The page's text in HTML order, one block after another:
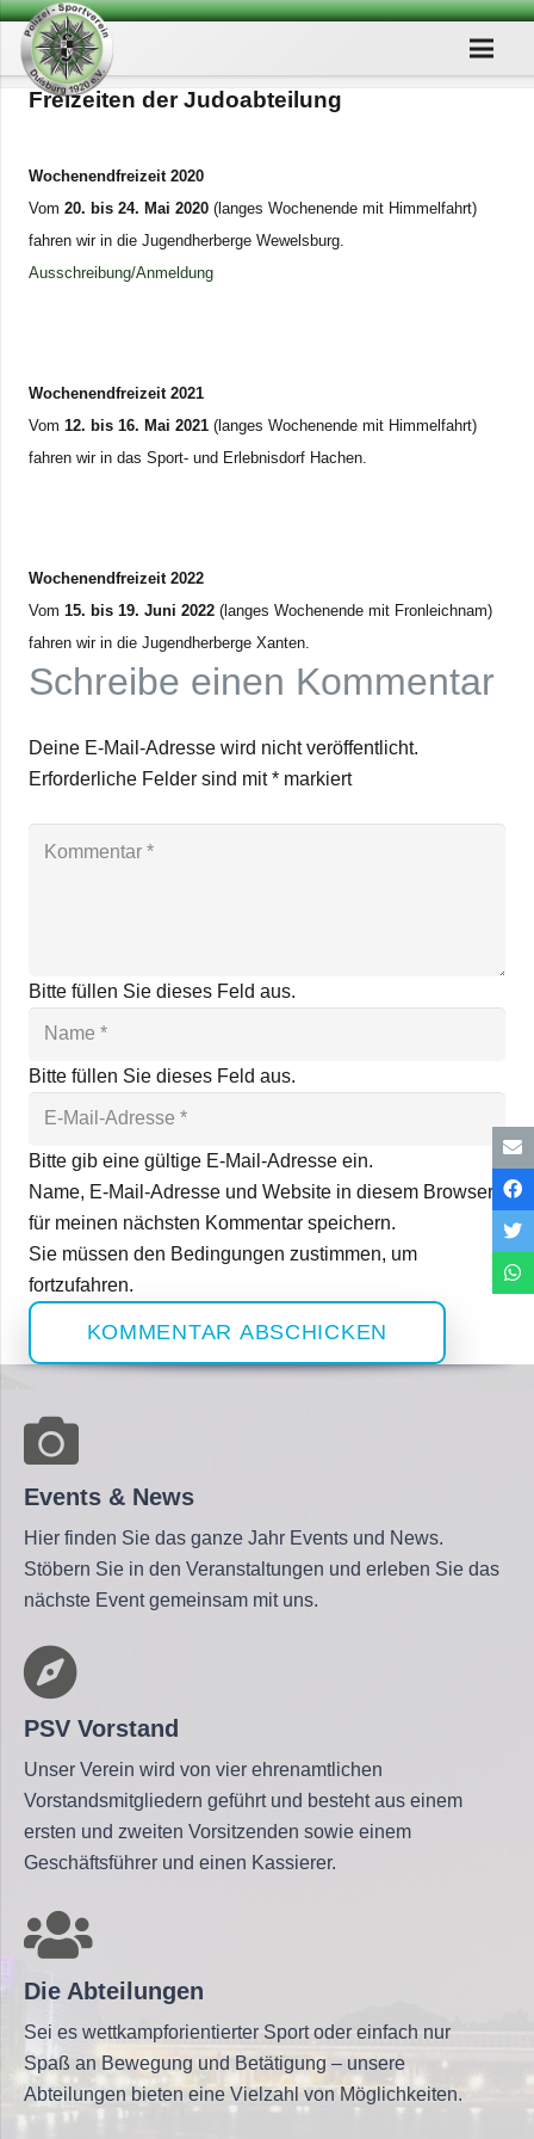
Frei­zei­ten der Judoabteilung
Wochen­end­frei­zeit 2020
Vom 20. bis 24. Mai 2020 (lan­ges Wochen­ende mit Him­mel­fahrt)
fah­ren wir in die Jugend­her­berge Wewels­burg.
Ausschreibung/​Anmeldung
Wochen­end­frei­zeit 2021
Vom 12. bis 16. Mai 2021 (lan­ges Wochen­ende mit Him­mel­fahrt)
fah­ren wir in das Sport- und Erleb­nis­dorf Hachen.
Wochen­end­frei­zeit 2022
Vom 15. bis 19. Juni 2022 (lan­ges Wochen­ende mit Fron­leich­nam)
fah­ren wir in die Jugend­her­berge Xanten.
Schreibe einen Kommentar
Deine E-Mail-Adresse wird nicht veröffentlicht.
Erforderliche Felder sind mit* markiert
Bitte füllen Sie dieses Feld aus.
Bitte füllen Sie dieses Feld aus.
Bitte gib eine gültige E-Mail-Adresse ein.
Name, E-Mail-Adresse und Website in diesem Browser
für meinen nächsten Kommentar speichern.
Sie müssen den Bedingungen zustimmen, um
fortzufahren.
KOMMENTAR ABSCHICKEN
Events & News
Hier finden Sie das ganze Jahr Events und News.
Stöbern Sie in den Veranstaltungen und erleben Sie das
nächste Event gemeinsam mit uns.
PSV Vorstand
Unser Verein wird von vier ehrenamtlichen
Vorstandsmitgliedern geführt und besteht aus einem
ersten und zweiten Vorsitzenden sowie einem
Geschäftsführer und einen Kassierer.
Die Abteilungen
Sei es wettkampforientierter Sport oder einfach nur
Spaß an Bewegung und Betätigung – unsere
Abteilungen bieten eine Vielzahl von Möglichkeiten.